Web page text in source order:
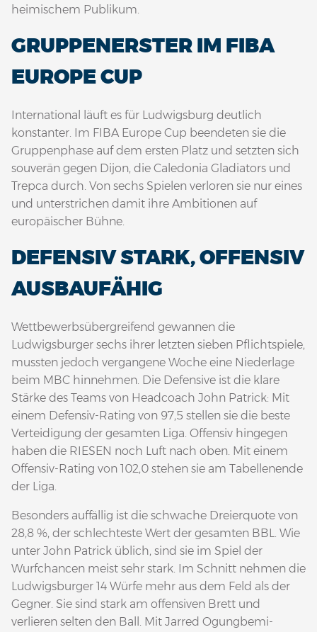
heimischem Publikum.
GRUPPENERSTER IM FIBA
EUROPE CUP
International läuft es für Ludwigsburg deutlich
konstanter. Im FIBA Europe Cup beendeten sie die
Gruppenphase auf dem ersten Platz und setzten sich
souverän gegen Dijon, die Caledonia Gladiators und
Trepca durch. Von sechs Spielen verloren sie nur eines
und unterstrichen damit ihre Ambitionen auf
europäischer Bühne.
DEFENSIV STARK, OFFENSIV
AUSBAUFÄHIG
Wettbewerbsübergreifend gewannen die
Ludwigsburger sechs ihrer letzten sieben Pflichtspiele,
mussten jedoch vergangene Woche eine Niederlage
beim MBC hinnehmen. Die Defensive ist die klare
Stärke des Teams von Headcoach John Patrick: Mit
einem Defensiv-Rating von 97,5 stellen sie die beste
Verteidigung der gesamten Liga. Offensiv hingegen
haben die RIESEN noch Luft nach oben. Mit einem
Offensiv-Rating von 102,0 stehen sie am Tabellenende
der Liga.
Besonders auffällig ist die schwache Dreierquote von
28,8 %, der schlechteste Wert der gesamten BBL. Wie
unter John Patrick üblich, sind sie im Spiel der
Wurfchancen meist sehr stark. Im Schnitt nehmen die
Ludwigsburger 14 Würfe mehr aus dem Feld als der
Gegner. Sie sind stark am offensiven Brett und
verlieren selten den Ball. Mit Jarred Ogungbemi-